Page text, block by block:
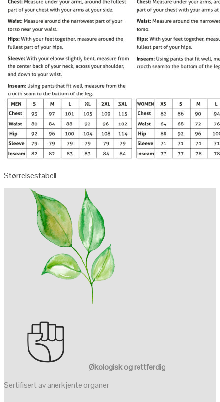
Størrelsestabell
Økologisk og rettferdig
Sertifisert av anerkjente organer